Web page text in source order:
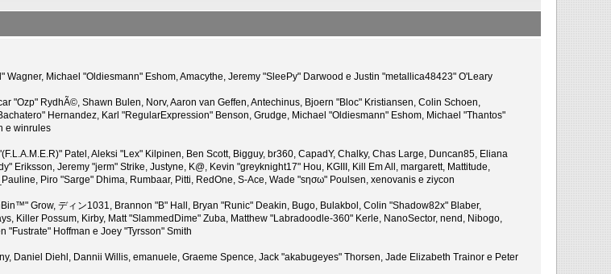
Michael "Oldiesmann" Eshom, Amacythe, Jeremy "SleePy" Darwood e Justin "metallica48423" O'Leary
"Ozp" RydhÃ©, Shawn Bulen, Norv, Aaron van Geffen, Antechinus, Bjoern "Bloc" Kristiansen, Colin Schoen,
Hernandez, Karl "RegularExpression" Benson, Grudge, Michael "Oldiesmann" Eshom, Michael "Thantos"
e winrules
Patel, Aleksi "Lex" Kilpinen, Ben Scott, Bigguy, br360, CapadY, Chalky, Chas Large, Duncan85, Eliana
Eriksson, Jeremy "jerm" Strike, Justyne, K@, Kevin "greyknight17" Hou, KGIII, Kill Em All, margarett, Mattitude,
Piro "Sarge" Dhima, Rumbaar, Pitti, RedOne, S-Ace, Wade "sησω" Poulsen, xenovanis e ziycon
Grow, ディン1031, Brannon "B" Hall, Bryan "Runic" Deakin, Bugo, Bulakbol, Colin "Shadow82x" Blaber,
Killer Possum, Kirby, Matt "SlammedDime" Zuba, Matthew "Labradoodle-360" Kerle, NanoSector, nend, Nibogo,
"Fustrate" Hoffman e Joey "Tyrsson" Smith
Daniel Diehl, Dannii Willis, emanuele, Graeme Spence, Jack "akabugeyes" Thorsen, Jade Elizabeth Trainor e Peter